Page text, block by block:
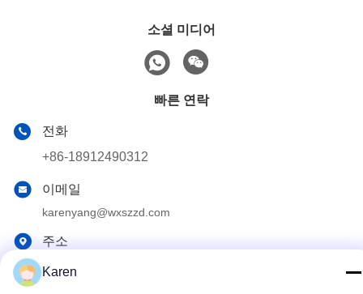
소셜 미디어
빠른 연락
전화
+86-18912490312
이메일
karenyang@wxszzd.com
주소
공간 701-702, No.16 후아이춘 도로, 경제적이고 기술 개발
지대, 우시
Karen